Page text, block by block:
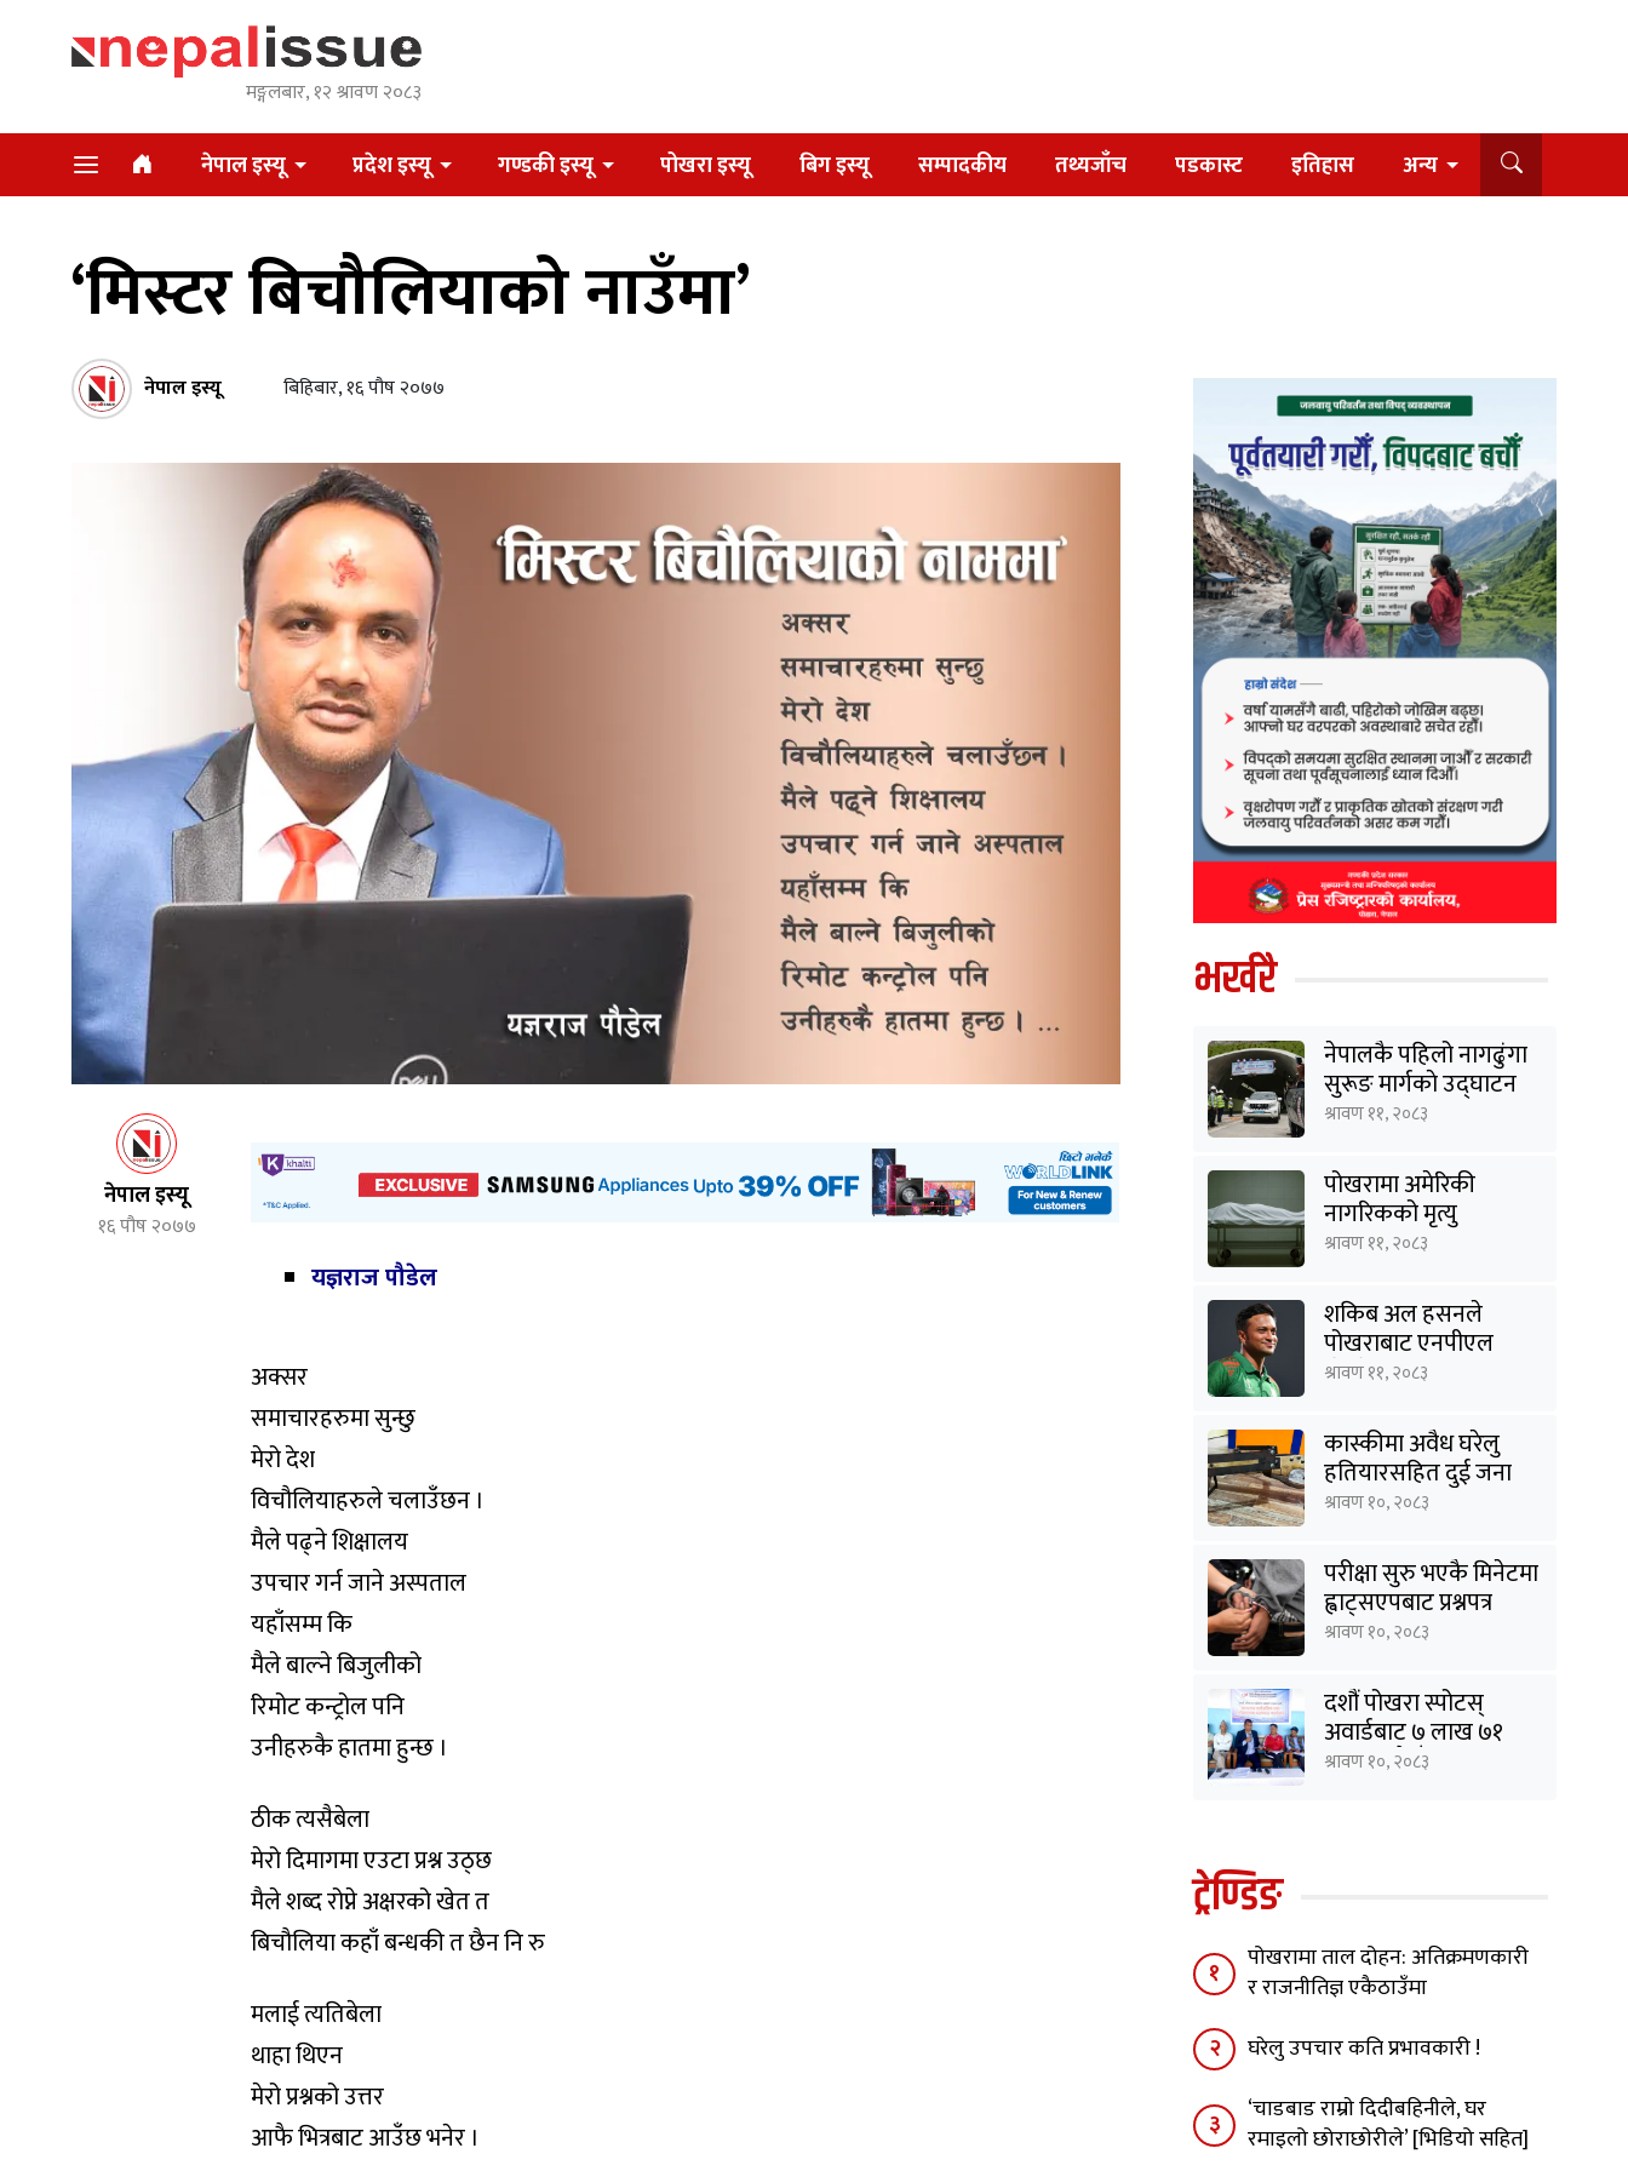
मङ्गलबार, १२ श्रावण २०८३
नेपाल इस्यू प्रदेश इस्यू गण्डकी इस्यू पोखरा इस्यू बिग इस्यू सम्पादकीय तथ्यजाँच पडकास्ट इतिहास अन्य
‘मिस्टर बिचौलियाको नाउँमा’
नेपाल इस्यू बिहिबार, १६ पौष २०७७
नेपाल इस्यू
१६ पौष २०७७
यज्ञराज पौडेल
अक्सर
समाचारहरुमा सुन्छु
मेरो देश
विचौलियाहरुले चलाउँछन ।
मैले पढ्ने शिक्षालय
उपचार गर्न जाने अस्पताल
यहाँसम्म कि
मैले बाल्ने बिजुलीको
रिमोट कन्ट्रोल पनि
उनीहरुकै हातमा हुन्छ ।
ठीक त्यसैबेला
मेरो दिमागमा एउटा प्रश्न उठ्छ
मैले शब्द रोप्ने अक्षरको खेत त
बिचौलिया कहाँ बन्धकी त छैन नि रु
मलाई त्यतिबेला
थाहा थिएन
मेरो प्रश्नको उत्तर
आफै भित्रबाट आउँछ भनेर ।
भर्खरै
नेपालकै पहिलो नागढुंगा
सुरूङ मार्गकाे उद्घाटन
श्रावण ११, २०८३
पोखरामा अमेरिकी
नागरिकको मृत्यु
श्रावण ११, २०८३
शकिब अल हसनले
पोखराबाट एनपीएल
खेल्ने
श्रावण ११, २०८३
कास्कीमा अवैध घरेलु
हतियारसहित दुई जना
पक्राउ
श्रावण १०, २०८३
परीक्षा सुरु भएकै मिनेटमा
ह्वाट्सएपबाट प्रश्नपत्र
सार्वजनिक, दुई जना
श्रावण १०, २०८३
दशौं पोखरा स्पोटस्
अवार्डबाट ७ लाख ७१
हजार रुपैयाँ बचत
श्रावण १०, २०८३
ट्रेण्डिङ
१
पोखरामा ताल दोहन: अतिक्रमणकारी
र राजनीतिज्ञ एकैठाउँमा
२
घरेलु उपचार कति प्रभावकारी !
३
‘चाडबाड राम्राे दिदीबहिनीले, घर
रमाइलो छोराछाेरीले’ [भिडियो सहित]